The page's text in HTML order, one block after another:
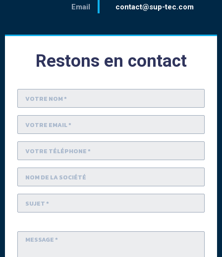
Restons en contact
Email
contact@sup-tec.com